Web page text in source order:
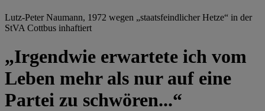
Lutz-Peter Naumann, 1972 wegen „staatsfeindlicher Hetze“ in der
StVA Cottbus inhaftiert
„Irgendwie erwartete ich vom
Leben mehr als nur auf eine
Partei zu schwören...“